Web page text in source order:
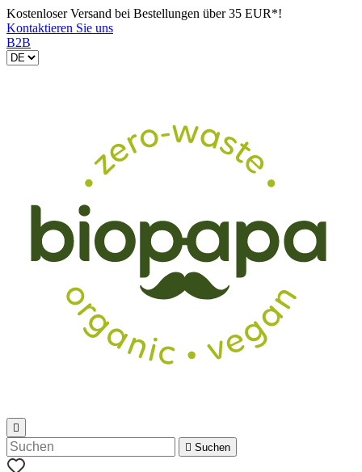
Kostenloser Versand bei Bestellungen über 35 EUR*!
Kontaktieren Sie uns
B2B

 Suchen